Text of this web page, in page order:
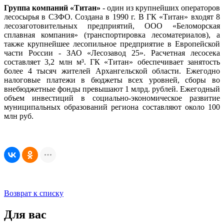
Группа компаний «Титан» - один из крупнейших операторов
лесосырья в СЗФО. Создана в 1990 г. В ГК «Титан» входят 8
лесозаготовительных предприятий, ООО «Беломорская
сплавная компания» (транспортировка лесоматериалов), а
также крупнейшее лесопильное предприятие в Европейской
части России - ЗАО «Лесозавод 25». Расчетная лесосека
составляет 3,2 млн м³. ГК «Титан» обеспечивает занятость
более 4 тысяч жителей Архангельской области. Ежегодно
налоговые платежи в бюджеты всех уровней, сборы во
внебюджетные фонды превышают 1 млрд. рублей. Ежегодный
объем инвестиций в социально-экономическое развитие
муниципальных образований региона составляют около 100
млн руб.
Возврат к списку
Для вас